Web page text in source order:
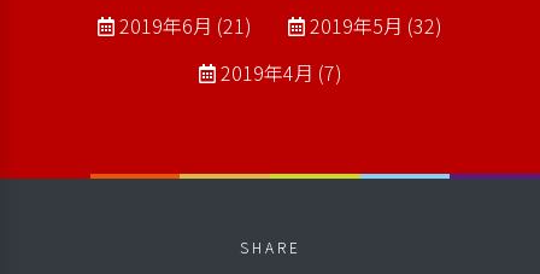
2019年6月 (21)
2019年5月 (32)
2019年4月 (7)
SHARE